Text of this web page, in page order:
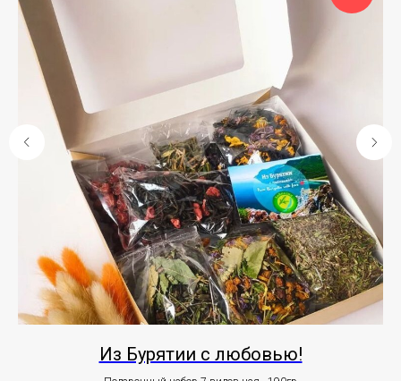
Из Бурятии с любовью!